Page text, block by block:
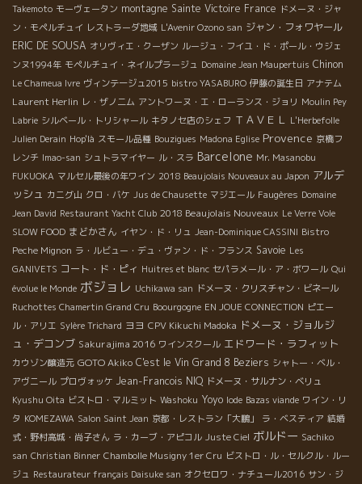
Takemoto モーヴェータン montagne Sainte Victoire France ドメーヌ・ジャ
ン・モペルチュイ レストラーダ地域 L'Avenir Ozono san ジャン・フォワヤール
ERIC DE SOUSA オリヴィエ・クーザン ルージュ・フイユ・ド・ポール・ウジェ
ンヌ1994年 モペルチュイ・ネイルプラージュ Domaine Jean Maupertuis Chinon
Le Chameua Ivre ヴィンテージュ2015 bistro YASABURO 伊藤の誕生日 アナテム
Laurent Herlin レ・ザノ二ム アントワーヌ・エ・ローランス・ジョリ Moulin Pey
Labrie シルベール・トリシャール キタノセ店のシェフ ＴＡＶＥＬ L'Herbefolle
Julien Derain Hop'là スモール品種 Bouzigues Madona Eglise Provence 京橋フ
レンチ Imao-san シュトラマイヤー ル・スラ Barcelone Mr. Masanobu
FUKUOKA マルセル最後の年ワイン 2018 Beaujolais Nouveaux au Japon アルデ
ッシュ カニグ山 クロ・バケ Jus de Chausette マジエール Faugères Domaine
Jean David Restaurant Yacht Club 2018 Beaujolais Nouveaux Le Verre Vole
SLOW FOOD まどかさん イヤン・ド・リュ Jean-Dominique CASSINI Bistro
Peche Mignon ラ・ルビュー・デュ・ヴァン・ド・フランス Savoie Les
GANIVETS コート・ド・ピィ Huitres et blanc セパラメール・ア・ボワール Qui
évolue le Monde ボジョレ Uchikawa san ドメーヌ・クリスチャン・ビネール
Ruchottes Chamertin Grand Cru Boourgogne EN JOUE CONNECTION ピエー
ル・アリエ Sylère Trichard ヨヨ CPV Kikuchi Madoka ドメーヌ・ジョルジ
ュ・デコンブ Sakurajima 2016 ワインスクール エドワード・ラフィット
カウゾン醸造元 GOTO Akiko C'est le Vin Grand 8 Beziers シャトー・ベル・
アヴニール プロヴォッケ Jean-Francois NIQ ドメーヌ・サルナン・ベリュ
Kyushu Oita ビストロ・マルミット Washoku Yoyo Iode Bazas viande ワイン・リ
タ KOMEZAWA Salon Saint Jean 京都・レストラン「大鵬」 ラ・ベスティア 結婚
式・野村高城・尚子さん ラ・カーブ・アピコル Juste Ciel ボルドー Sachiko
san Christian Binner Chambolle Musigny 1er Cru ビストロ・ル・セルクル・ルー
ジュ Restaurateur français Daisuke san オクセロワ・ナチュール2016 サン・ジ